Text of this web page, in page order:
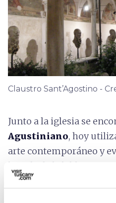
Claustro Sant’Agostino -
Junto a la iglesia se
Agustiniano, hoy
arte contemporáneo y
la sede de la biblioteca
de los Arquetipos